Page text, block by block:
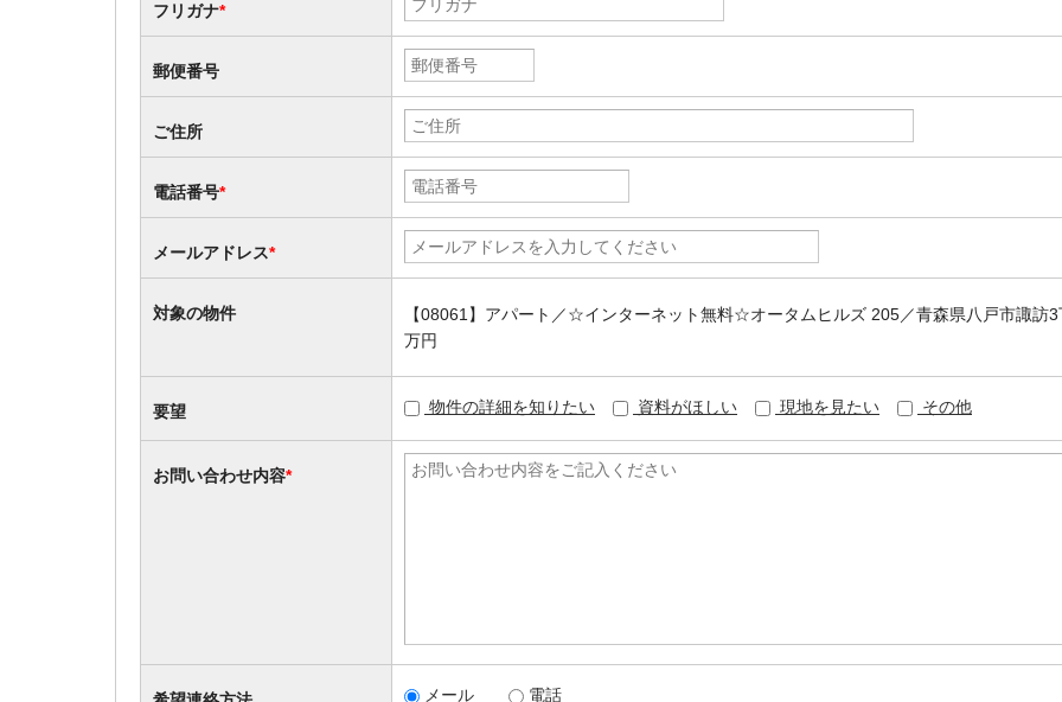
フリガナ*
郵便番号
ご住所
電話番号*
メールアドレス*
対象の物件
【08061】アパート／☆インターネット無料☆オータムヒルズ 205／青森県八戸市諏訪
万円
要望 物件の詳細を知りたい 資料がほしい 現地を見たい その他
お問い合わせ内容*
メール 電話